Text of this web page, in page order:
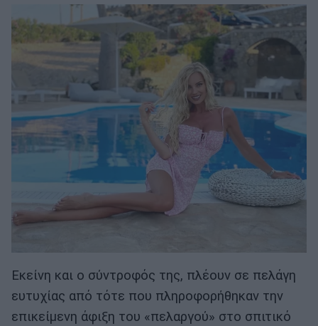
Εκείνη και ο σύντροφός της, πλέουν σε πελάγη
ευτυχίας από τότε που πληροφορήθηκαν την
επικείμενη άφιξη του «πελαργού» στο σπιτικό